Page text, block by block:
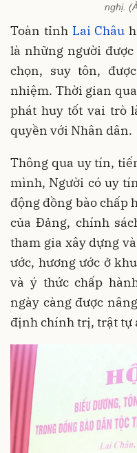
nghị.
Toàn tỉnh Lai Châu
là những người
chọn, suy tôn,
nhiệm. Thời gian
phát huy tốt vai trò
quyền với Nhân dân.
Thông qua uy tín,
mình, Người có uy
động đồng bào chấp
của Đảng, chính
tham gia xây dựng
ước, hương ước ở
và ý thức chấp
ngày càng được
định chính trị, trật tự